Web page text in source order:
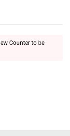
Counter to be